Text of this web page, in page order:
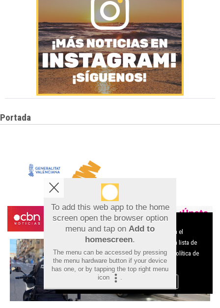
Portada
To add this web app to the home
screen open the browser option
menu and tap on Add to
homescreen.
The menu can be accessed by pressing
the menu hardware button if your device
has one, or by tapping the top right menu
icon
.
Aviso sobre el Uso de cookies:
Utilizamos cookies nuestras y de terceros para el
funcionamiento del digital. Puedes consultar la lista de
cookies y como desconectarlas. Ver nuestra Política de
Privacidad y Cookies
Aceptar Cookies